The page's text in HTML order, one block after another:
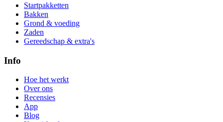
Startpakketten
Bakken
Grond & voeding
Zaden
Gereedschap & extra's
Info
Hoe het werkt
Over ons
Recensies
App
Blog